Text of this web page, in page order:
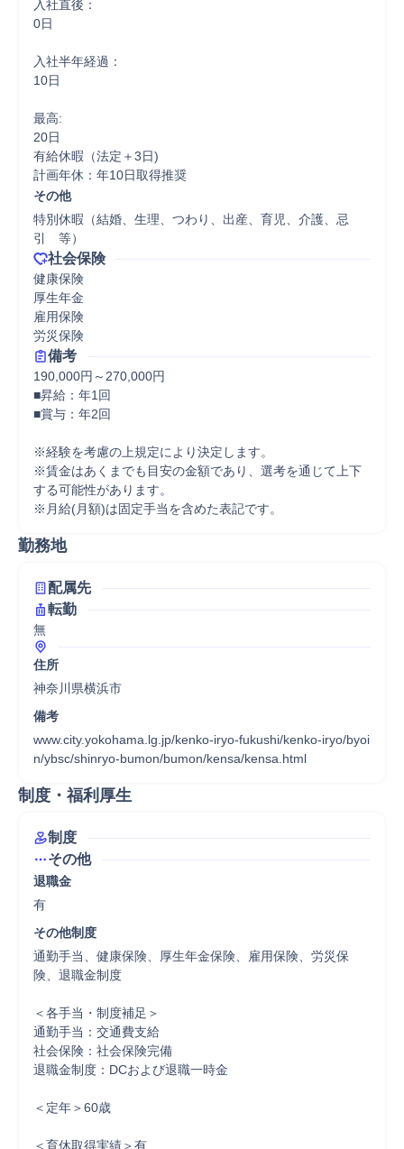
入社直後：
0日
入社半年経過：
10日
最高:
20日
有給休暇（法定＋3日)
計画年休：年10日取得推奨
その他
特別休暇（結婚、生理、つわり、出産、育児、介護、忌
引　等）
社会保険
健康保険
厚生年金
雇用保険
労災保険
備考
190,000円～270,000円
■昇給：年1回
■賞与：年2回
※経験を考慮の上規定により決定します。
※賃金はあくまでも目安の金額であり、選考を通じて上下
する可能性があります。
※月給(月額)は固定手当を含めた表記です。
勤務地
配属先
転勤
無
住所
神奈川県横浜市
備考
www.city.yokohama.lg.jp/kenko-iryo-fukushi/kenko-iryo/byoi
制度・福利厚生
制度
その他
退職金
有
その他制度
通勤手当、健康保険、厚生年金保険、雇用保険、労災保
険、退職金制度
＜各手当・制度補足＞
通勤手当：交通費支給
社会保険：社会保険完備
退職金制度：DCおよび退職一時金
＜定年＞60歳
＜育休取得実績＞有